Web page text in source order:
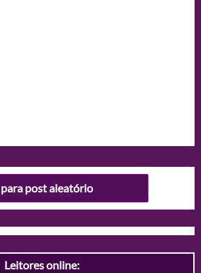
post aleatório
Leitores online: